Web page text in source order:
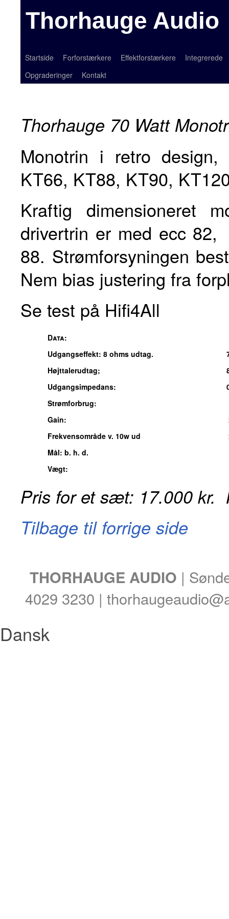
Thorhauge Audio
Startside Forforstærkere Effektforstærkere
Integrerede
Opgraderinger
Kontakt
Thorhauge 70 Watt
Monotrin i retro
KT66, KT88, KT90,
Kraftig dimensioneret
drivertrin er med ecc
88. Strømforsyningen
Nem bias justering fra
Se test på Hifi4All
Data:
Udgangseffekt: 8 ohms udtag.
Højttalerudtag;
Udgangsimpedans:
Strømforbrug:
Gain:
Frekvensområde v. 10w ud
Mål: b. h. d.
Vægt:
Pris for et sæt: 17.000 kr.
Tilbage til forrige side
THORHAUGE AUDIO |
4029 3230 |
Dansk